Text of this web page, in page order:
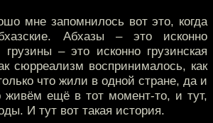
мне запомнилось вот это, когда
Абхазы – это исконно
грузины – это исконно грузинская
сюрреализм воспринималось, как
что жили в одной стране, да и
живём ещё в тот момент-то, и тут,
И тут вот такая история.